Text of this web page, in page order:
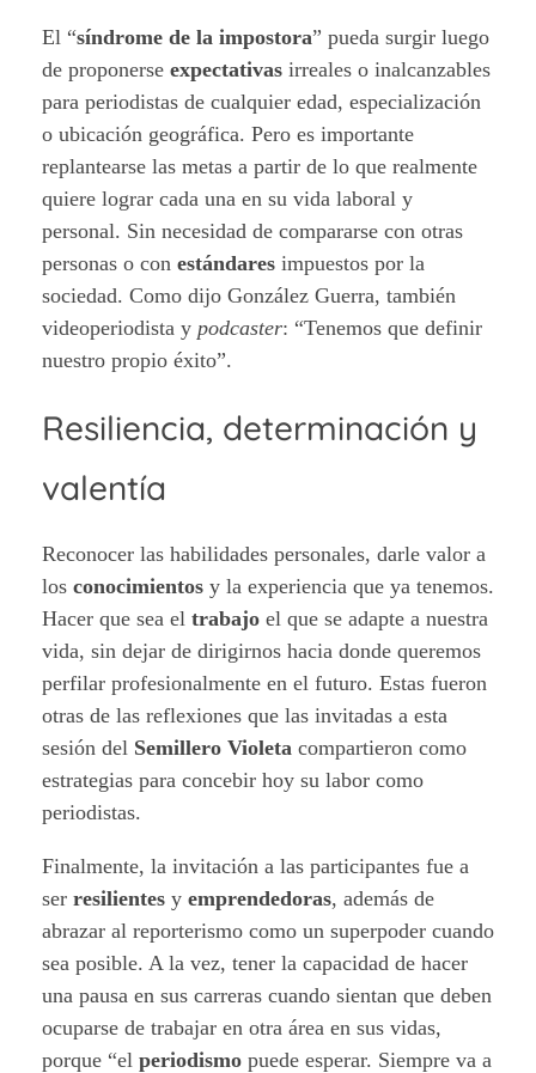
El “síndrome de la impostora” pueda surgir luego
de proponerse expectativas irreales o inalcanzables
para periodistas de cualquier edad, especialización
o ubicación geográfica. Pero es importante
replantearse las metas a partir de lo que realmente
quiere lograr cada una en su vida laboral y
personal. Sin necesidad de compararse con otras
personas o con estándares impuestos por la
sociedad. Como dijo González Guerra, también
videoperiodista y podcaster: “Tenemos que definir
nuestro propio éxito”.
Resiliencia, determinación y
valentía
Reconocer las habilidades personales, darle valor a
los conocimientos y la experiencia que ya tenemos.
Hacer que sea el trabajo el que se adapte a nuestra
vida, sin dejar de dirigirnos hacia donde queremos
perfilar profesionalmente en el futuro. Estas fueron
otras de las reflexiones que las invitadas a esta
sesión del Semillero Violeta compartieron como
estrategias para concebir hoy su labor como
periodistas.
Finalmente, la invitación a las participantes fue a
ser resilientes y emprendedoras, además de
abrazar al reporterismo como un superpoder cuando
sea posible. A la vez, tener la capacidad de hacer
una pausa en sus carreras cuando sientan que deben
ocuparse de trabajar en otra área en sus vidas,
porque “el periodismo puede esperar. Siempre va a